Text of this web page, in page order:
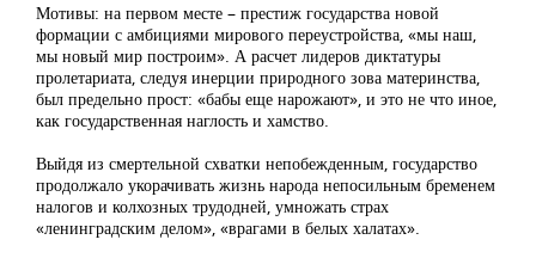
Мотивы: на первом месте – престиж государства новой
формации с амбициями мирового переустройства, «мы наш,
мы новый мир построим». А расчет лидеров диктатуры
пролетариата, следуя инерции природного зова материнства,
был предельно прост: «бабы еще нарожают», и это не что иное,
как государственная наглость и хамство.
Выйдя из смертельной схватки непобежденным, государство
продолжало укорачивать жизнь народа непосильным бременем
налогов и колхозных трудодней, умножать страх
«ленинградским делом», «врагами в белых халатах».